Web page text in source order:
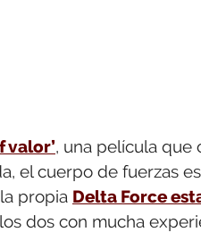
valor’, una película que
el cuerpo de fuerzas
propia Delta Force
dos con mucha